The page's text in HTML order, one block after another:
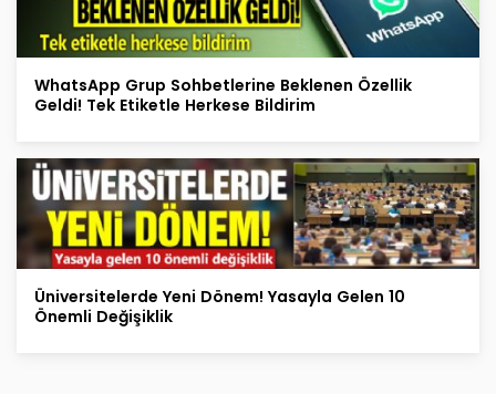
WhatsApp Grup Sohbetlerine Beklenen Özellik
Geldi! Tek Etiketle Herkese Bildirim
Üniversitelerde Yeni Dönem! Yasayla Gelen 10
Önemli Değişiklik